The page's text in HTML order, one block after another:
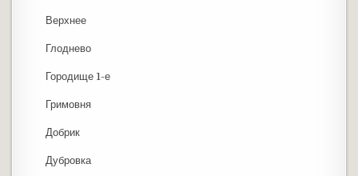
Верхнее
Глоднево
Городище 1-е
Гримовня
Добрик
Дубровка